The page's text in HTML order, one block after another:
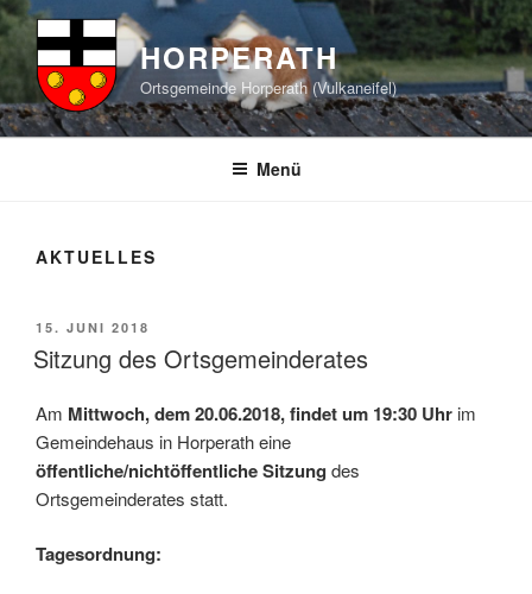
Zum
Inhalt
springen
HORPERATH
Ortsgemeinde Horperath (Vulkaneifel)
Menü
AKTUELLES
VERÖFFENTLICHT
AM
15. JUNI 2018
Sitzung des Ortsgemeinderates
Am Mittwoch, dem 20.06.2018, findet um 19:30 Uhr im
Gemeindehaus in Horperath eine
öffentliche/nichtöffentliche Sitzung des
Ortsgemeinderates statt.
Tagesordnung: